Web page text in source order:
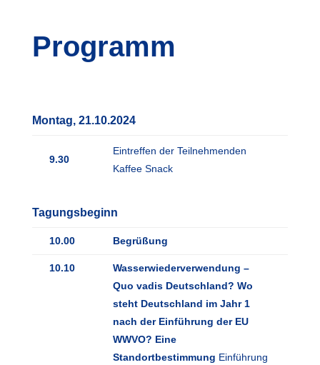
Programm
Montag, 21.10.2024
9.30
Eintreffen der Teilnehmenden
Kaffee Snack
Tagungsbeginn
10.00 Begrüßung
10.10
Wasserwiederverwendung –
Quo vadis Deutschland? Wo
steht Deutschland im Jahr 1
nach der Einführung der EU
WWVO? Eine
Standortbestimmung Einführung